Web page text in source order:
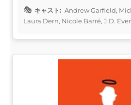
キャスト: Andrew Garfield,
Laura Dern, Nicole Barré, J.D.